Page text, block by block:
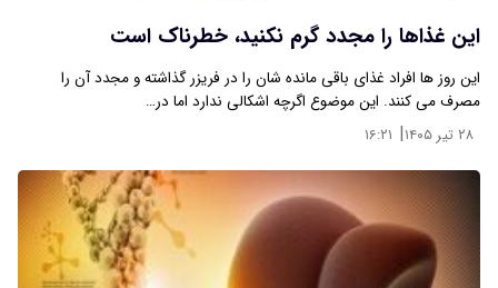
این غذاها را مجدد گرم نکنید، خطرناک است
این روز ها افراد غذای باقی مانده شان را در فریزر گذاشته و مجدد آن را
مصرف می کنند. این موضوع اگرچه اشکالی ندارد اما در…
۲۸ تیر ۱۴۰۵ | ۱۶:۲۱